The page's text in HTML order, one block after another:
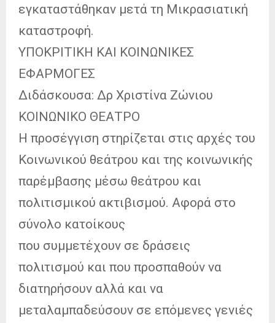
εγκαταστάθηκαν μετά τη Μικρασιατική
καταστροφή.
ΥΠΟΚΡΙΤΙΚΗ ΚΑΙ ΚΟΙΝΩΝΙΚΕΣ
ΕΦΑΡΜΟΓΕΣ
Διδάσκουσα: Δρ Χριστίνα Ζώνιου
ΚΟΙΝΩΝΙΚΟ ΘΕΑΤΡΟ
Η προσέγγιση στηρίζεται στις αρχές του
Κοινωνικού θεάτρου και της κοινωνικής
παρέμβασης μέσω θεάτρου και
πολιτισμικού ακτιβισμού. Αφορά στο
σύνολο κατοίκους
που συμμετέχουν σε δράσεις
πολιτισμού και που προσπαθούν να
διατηρήσουν αλλά και να
μεταλαμπαδεύσουν σε επόμενες γενιές